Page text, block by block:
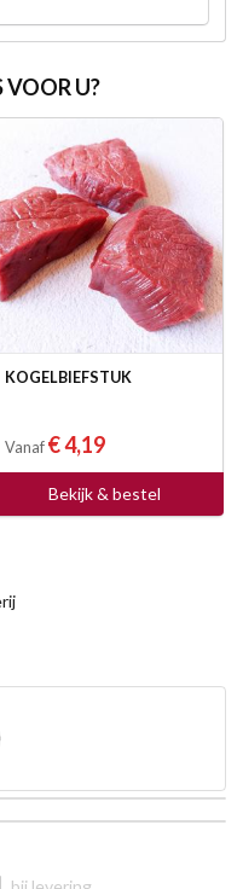
VOOR U?
KOGELBIEFSTUK
Vanaf € 4,19
Bekijk & bestel